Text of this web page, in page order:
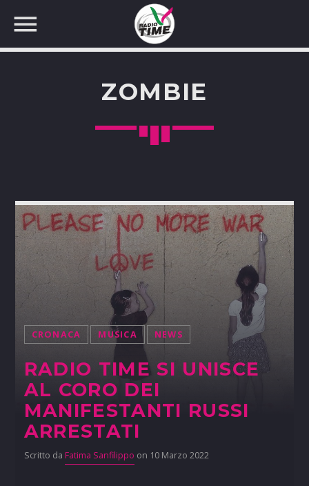
ZOMBIE
CRONACA MUSICA NEWS
RADIO TIME SI UNISCE
AL CORO DEI
MANIFESTANTI RUSSI
ARRESTATI
Scritto da Fatima Sanfilippo on 10 Marzo 2022